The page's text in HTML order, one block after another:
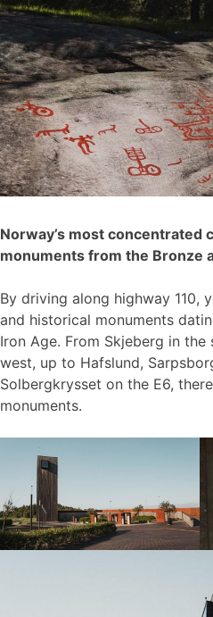
Norway’s most concentrated
monuments from the Bronze
By driving along highway 110,
and historical monuments
Iron Age. From Skjeberg in
west, up to Hafslund,
Solbergkrysset on the E6,
monuments.